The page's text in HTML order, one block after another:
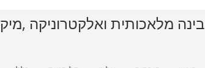
מלאכותית ואלקטרוניקה